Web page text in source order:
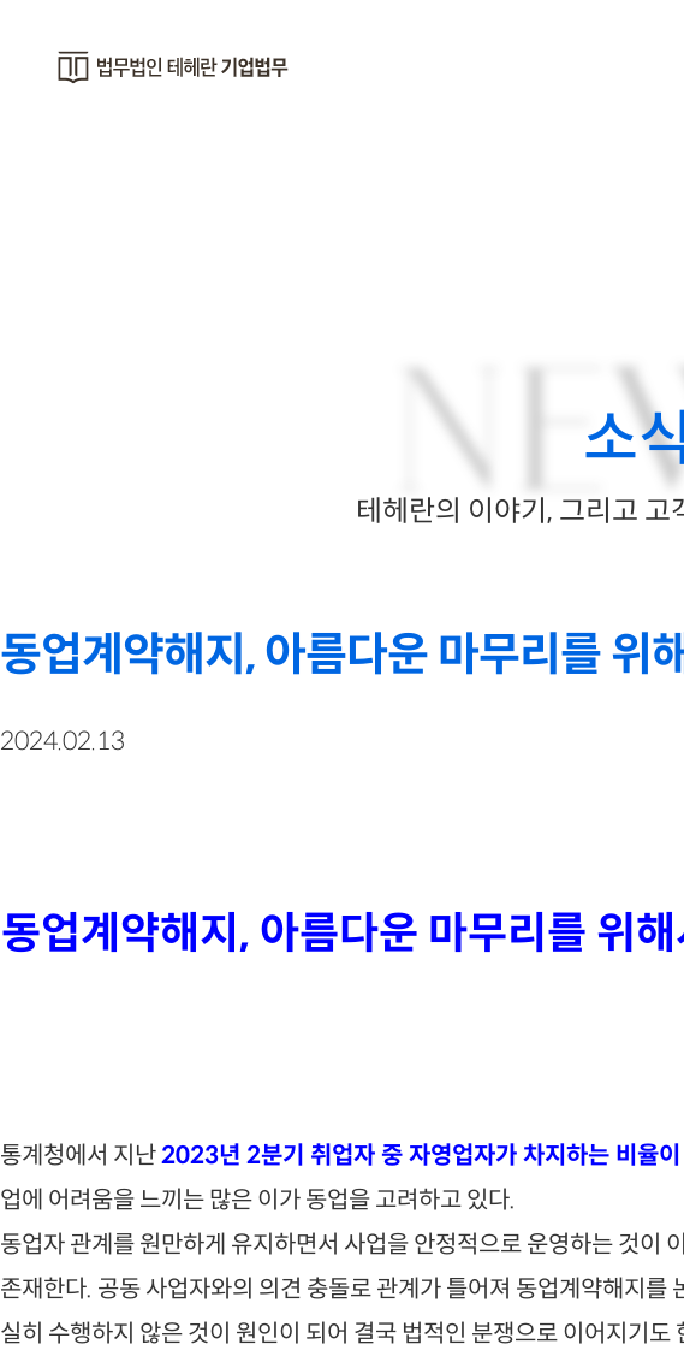
소
테헤란의 이야기, 그리고
동업계약해지, 아름다운 마무리를 위
2024.02.13
동업계약해지, 아름다운 마무리를 위
통계청에서 지난2023년 2분기 취업자 중 자영업자가 차지하는 비율
업에 어려움을 느끼는 많은 이가 동업을 고려하고 있다.
동업자 관계를 원만하게 유지하면서 사업을 안정적으로 운영하는 것이
존재한다. 공동 사업자와의 의견 충돌로 관계가 틀어져 동업계약해지를
실히 수행하지 않은 것이 원인이 되어 결국 법적인 분쟁으로 이어지기도